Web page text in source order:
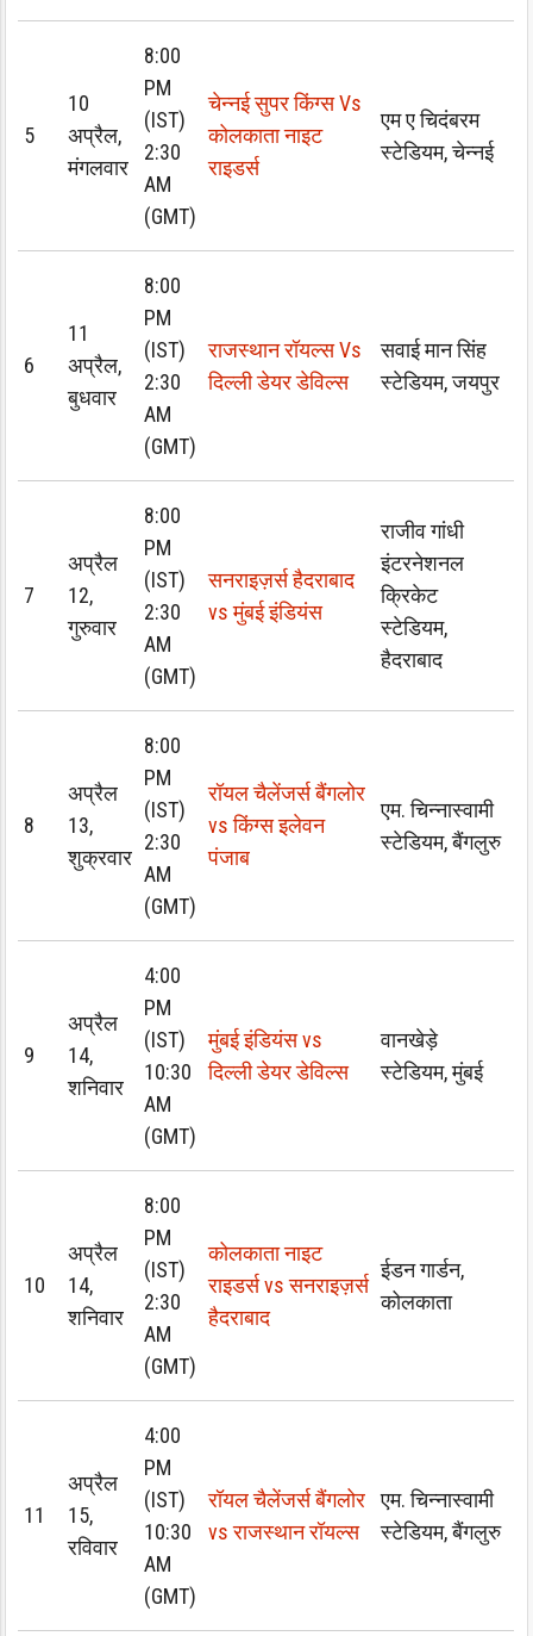
5
10
अप्रैल,
मंगलवार
8:00
PM
(IST)
2:30
AM
(GMT)
चेन्नई सुपर किंग्स Vs
कोलकाता नाइट
राइडर्स
एम ए चिदंबरम
स्टेडियम, चेन्नई
6
11
अप्रैल,
बुधवार
8:00
PM
(IST)
2:30
AM
(GMT)
राजस्थान रॉयल्स Vs
दिल्ली डेयर डेविल्स
सवाई मान सिंह
स्टेडियम, जयपुर
7
अप्रैल
12,
गुरुवार
8:00
PM
(IST)
2:30
AM
(GMT)
सनराइज़र्स हैदराबाद
vs मुंबई इंडियंस
राजीव गांधी
इंटरनेशनल
क्रिकेट
स्टेडियम,
हैदराबाद
8
अप्रैल
13,
शुक्रवार
8:00
PM
(IST)
2:30
AM
(GMT)
रॉयल चैलेंजर्स बैंगलोर
vs किंग्स इलेवन
पंजाब
एम. चिन्नास्वामी
स्टेडियम, बैंगलुरु
9
अप्रैल
14,
शनिवार
4:00
PM
(IST)
10:30
AM
(GMT)
मुंबई इंडियंस vs
दिल्ली डेयर डेविल्स
वानखेड़े
स्टेडियम, मुंबई
10
अप्रैल
14,
शनिवार
8:00
PM
(IST)
2:30
AM
(GMT)
कोलकाता नाइट
राइडर्स vs सनराइज़र्स
हैदराबाद
ईडन गार्डन,
कोलकाता
11
अप्रैल
15,
रविवार
4:00
PM
(IST)
10:30
AM
(GMT)
रॉयल चैलेंजर्स बैंगलोर
vs राजस्थान रॉयल्स
एम. चिन्नास्वामी
स्टेडियम, बैंगलुरु